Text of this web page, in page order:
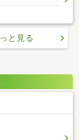
と見る